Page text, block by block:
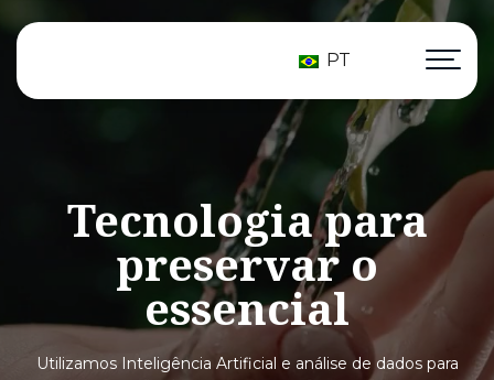
PT
Tecnologiapara
preservaro
essencial
Utilizamos Inteligência Artificial e análise de dados para